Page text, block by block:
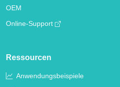
OEM
Online-Support
Ressourcen
Anwendungsbeispiele